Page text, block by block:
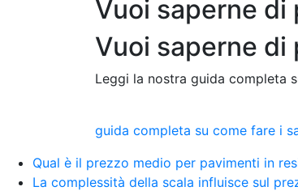
Vuoi saperne di
Vuoi saperne di
Leggi la nostra guida completa
guida completa su come fare i
Qual è il prezzo medio per pavimenti in
La complessità della scala influisce sul